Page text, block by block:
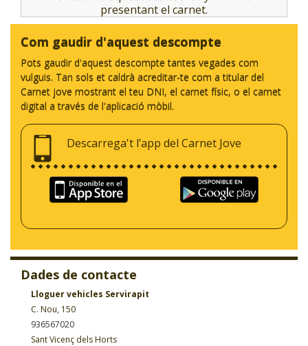
presentant el carnet.
Com gaudir d'aquest descompte
Pots gaudir d'aquest descompte tantes vegades com
vulguis. Tan sols et caldrà acreditar-te com a titular del
Carnet jove mostrant el teu DNI, el carnet físic, o el carnet
digital a través de l'aplicació mòbil.
Descarrega't l’app del Carnet Jove
Dades de contacte
Lloguer vehicles Servirapit
C. Nou, 150
936567020
Sant Vicenç dels Horts